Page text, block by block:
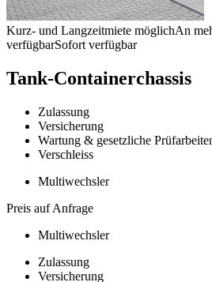
Kurz- und Langzeitmiete möglichAn
verfügbarSofort verfügbar
Tank-Containerchassis
Zulassung
Versicherung
Wartung & gesetzliche
Verschleiss
Multiwechsler
Preis auf Anfrage
Multiwechsler
Zulassung
Versicherung